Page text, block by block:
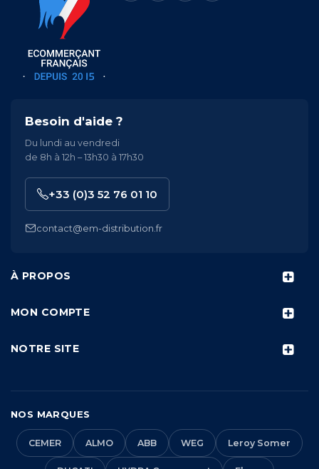
À PROPOS
MON COMPTE
NOTRE SITE
Besoin d'aide ?
Du lundi au vendredi
de 8h à 12h – 13h30 à 17h30
+33 (0)3 52 76 01 10
contact@em-distribution.fr
NOS MARQUES
CEMER ALMO ABB WEG Leroy Somer